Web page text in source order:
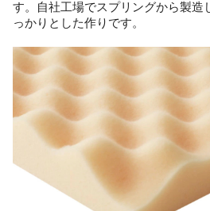
す。自社工場でスプリングから製造
っかりとした作りです。